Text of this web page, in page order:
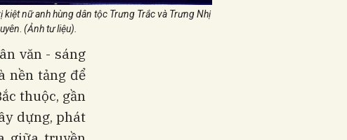
nữ anh hùng dân tộc Trưng Trắc và Trưng Nhị
(Ảnh tư liệu).
văn - sáng
nền tảng để
thuộc, gần
dựng, phát